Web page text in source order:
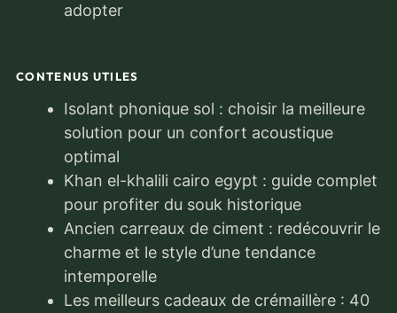
adopter
CONTENUS UTILES
Isolant phonique sol : choisir la meilleure
solution pour un confort acoustique
optimal
Khan el-khalili cairo egypt : guide complet
pour profiter du souk historique
Ancien carreaux de ciment : redécouvrir le
charme et le style d’une tendance
intemporelle
Les meilleurs cadeaux de crémaillère : 40